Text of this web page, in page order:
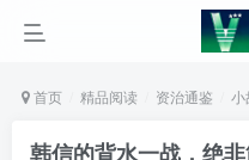
首页 精品阅读 资治通鉴 小
韩信的背水一战，绝